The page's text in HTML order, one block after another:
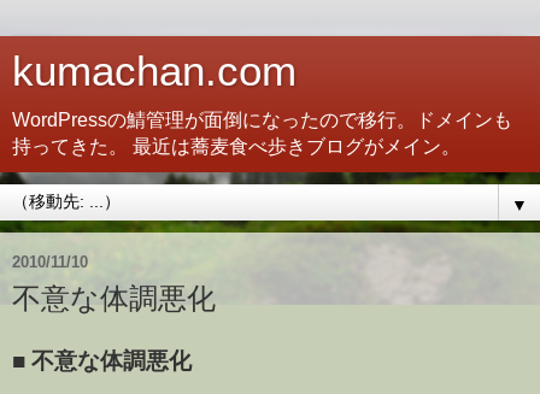
kumachan.com
WordPressの鯖管理が面倒になったので移行。ドメインも
持ってきた。 最近は蕎麦食べ歩きブログがメイン。
▼
2010/11/10
不意な体調悪化
■ 不意な体調悪化